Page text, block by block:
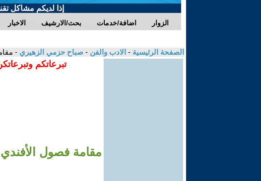
إذا لديكم مشاكل
الاخبار بحث/الارشيف اضافة/خدمات الزوار
الصفحة الرئيسية - الادب والفن - صباح حزمي الزهيري -
تبرعاتكم
مقامة فصول